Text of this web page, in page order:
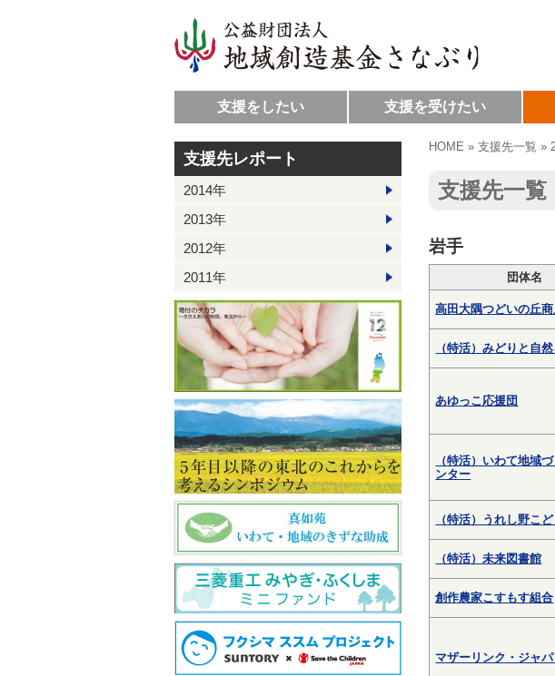
支援をしたい 支援を受けたい
HOME » 支援先一覧 »
支援先一覧
岩手
団体名
高田大隅つどいの丘
（特活）みどりと自
あゆっこ応援団
（特活）いわて地域
ンター
（特活）うれし野こ
（特活）未来図書館
創作農家こすもす組合
マザーリンク・ジャ
支援先レポート
2014年
2013年
2012年
2011年